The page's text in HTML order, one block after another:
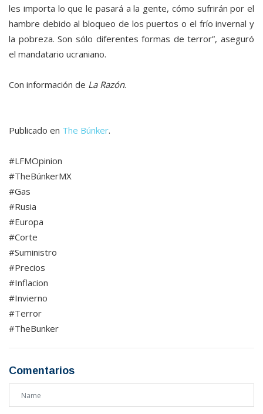
les importa lo que le pasará a la gente, cómo sufrirán por el
hambre debido al bloqueo de los puertos o el frío invernal y
la pobreza. Son sólo diferentes formas de terror”, aseguró
el mandatario ucraniano.
Con información de La Razón.
Publicado en The Búnker.
#LFMOpinion
#TheBúnkerMX
#Gas
#Rusia
#Europa
#Corte
#Suministro
#Precios
#Inflacion
#Invierno
#Terror
#TheBunker
Comentarios